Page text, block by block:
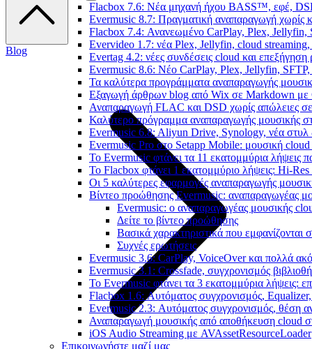
Flacbox 7.6: Νέα μηχανή ήχου BASS™, εφέ, DSP
Evermusic 8.7: Πραγματική αναπαραγωγή χωρίς
Flacbox 7.4: Ανανεωμένο CarPlay, Plex, Jellyfin,
Evervideo 1.7: νέα Plex, Jellyfin, cloud streaming,
Evertag 4.2: νέες συνδέσεις cloud και
Evermusic 8.6: Νέο CarPlay, Plex, Jellyfin, SFTP,
Τα καλύτερα προγράμματα αναπαραγωγής
Εξαγωγή άρθρων blog από Wix σε Markdown
Αναπαραγωγή FLAC και DSD χωρίς απώλειες
Καλύτερο πρόγραμμα αναπαραγωγής μουσικής
Evermusic 6.8: Aliyun Drive, Synology, νέα στυλ
Evermusic Pro στο Setapp Mobile: μουσική cloud
Το Evermusic φτάνει τα 11 εκατομμύρια λήψεις
Το Flacbox φτάνει 1 εκατομμύριο λήψεις: Hi-Res
Οι 5 καλύτερες εφαρμογές αναπαραγωγής
Βίντεο προώθησης Evermusic: αναπαραγωγέας
Evermusic: ο αναπαραγωγέας μουσικής
Δείτε το βίντεο προώθησης
Βασικά χαρακτηριστικά που εμφανίζονται
Συχνές ερωτήσεις
Evermusic 3.6: CarPlay, VoiceOver και πολλά
Evermusic 3.1: Crossfade, συγχρονισμός
Το Evermusic φτάνει τα 3 εκατομμύρια λήψεις:
Flacbox 1.6: Αυτόματος συγχρονισμός,
Evermusic 2.3: Αυτόματος συγχρονισμός, θέση
Αναπαραγωγή μουσικής από αποθήκευση cloud
iOS Audio Streaming με AVAssetResourceLoader
Επικοινωνήστε μαζί μας
Blog